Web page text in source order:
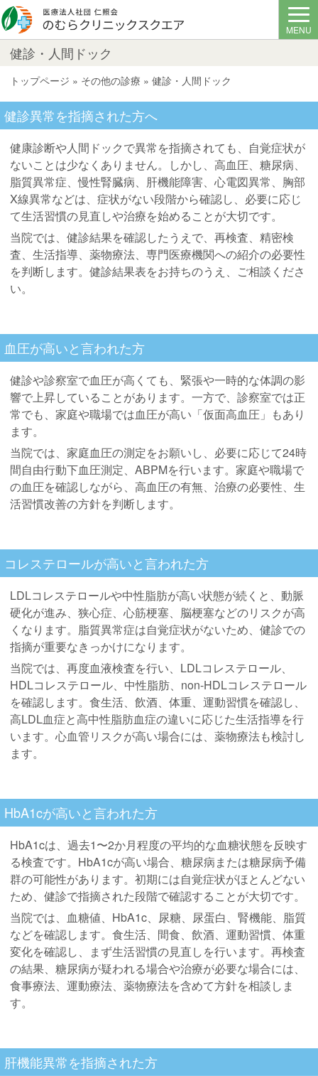
MENU
健診・人間ドック
トップページ » その他の診療 » 健診・人間ドック
健診異常を指摘された方へ
健康診断や人間ドックで異常を指摘されても、自覚症状が
ないことは少なくありません。しかし、高血圧、糖尿病、
脂質異常症、慢性腎臓病、肝機能障害、心電図異常、胸部
X線異常などは、症状がない段階から確認し、必要に応じ
て生活習慣の見直しや治療を始めることが大切です。
当院では、健診結果を確認したうえで、再検査、精密検
査、生活指導、薬物療法、専門医療機関への紹介の必要性
を判断します。健診結果表をお持ちのうえ、ご相談くださ
い。
血圧が高いと言われた方
健診や診察室で血圧が高くても、緊張や一時的な体調の影
響で上昇していることがあります。一方で、診察室では正
常でも、家庭や職場では血圧が高い「仮面高血圧」もあり
ます。
当院では、家庭血圧の測定をお願いし、必要に応じて24時
間自由行動下血圧測定、ABPMを行います。家庭や職場で
の血圧を確認しながら、高血圧の有無、治療の必要性、生
活習慣改善の方針を判断します。
コレステロールが高いと言われた方
LDLコレステロールや中性脂肪が高い状態が続くと、動脈
硬化が進み、狭心症、心筋梗塞、脳梗塞などのリスクが高
くなります。脂質異常症は自覚症状がないため、健診での
指摘が重要なきっかけになります。
当院では、再度血液検査を行い、LDLコレステロール、
HDLコレステロール、中性脂肪、non-HDLコレステロール
を確認します。食生活、飲酒、体重、運動習慣を確認し、
高LDL血症と高中性脂肪血症の違いに応じた生活指導を行
います。心血管リスクが高い場合には、薬物療法も検討し
ます。
HbA1cが高いと言われた方
HbA1cは、過去1〜2か月程度の平均的な血糖状態を反映す
る検査です。HbA1cが高い場合、糖尿病または糖尿病予備
群の可能性があります。初期には自覚症状がほとんどない
ため、健診で指摘された段階で確認することが大切です。
当院では、血糖値、HbA1c、尿糖、尿蛋白、腎機能、脂質
などを確認します。食生活、間食、飲酒、運動習慣、体重
変化を確認し、まず生活習慣の見直しを行います。再検査
の結果、糖尿病が疑われる場合や治療が必要な場合には、
食事療法、運動療法、薬物療法を含めて方針を相談しま
す。
肝機能異常を指摘された方